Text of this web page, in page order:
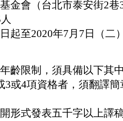
金會（台北市泰安街2巷
起至2020年7月7日（二
齡限制，須具備以下其
3或4項資格者，須翻譯
形式發表五千字以上譯